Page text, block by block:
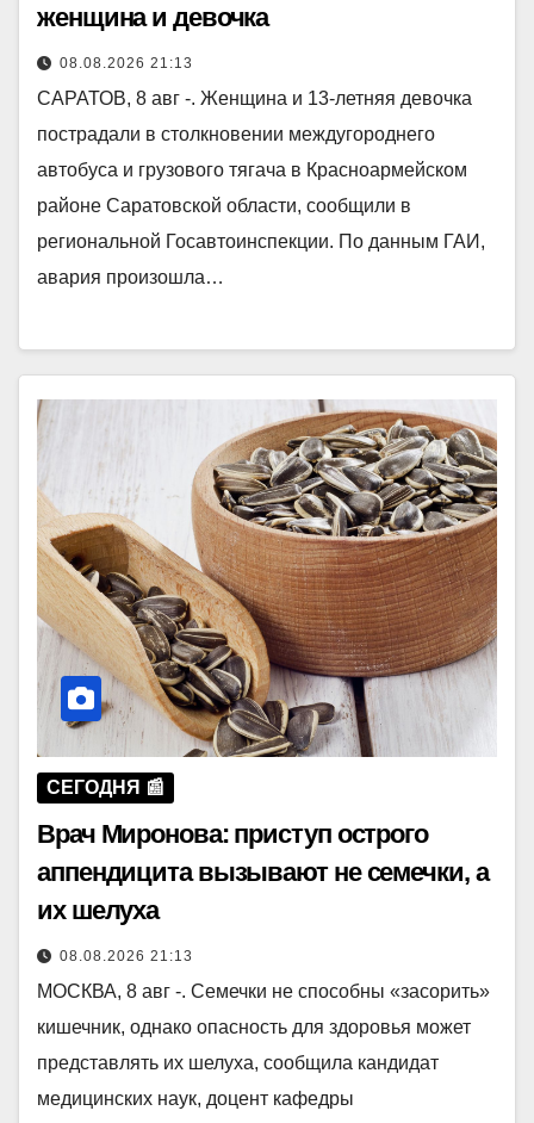
женщина и девочка
08.08.2026 21:13
САРАТОВ, 8 авг -. Женщина и 13-летняя девочка
пострадали в столкновении междугороднего
автобуса и грузового тягача в Красноармейском
районе Саратовской области, сообщили в
региональной Госавтоинспекции. По данным ГАИ,
авария произошла…
СЕГОДНЯ 📰
Врач Миронова: приступ острого
аппендицита вызывают не семечки, а
их шелуха
08.08.2026 21:13
МОСКВА, 8 авг -. Семечки не способны «засорить»
кишечник, однако опасность для здоровья может
представлять их шелуха, сообщила кандидат
медицинских наук, доцент кафедры